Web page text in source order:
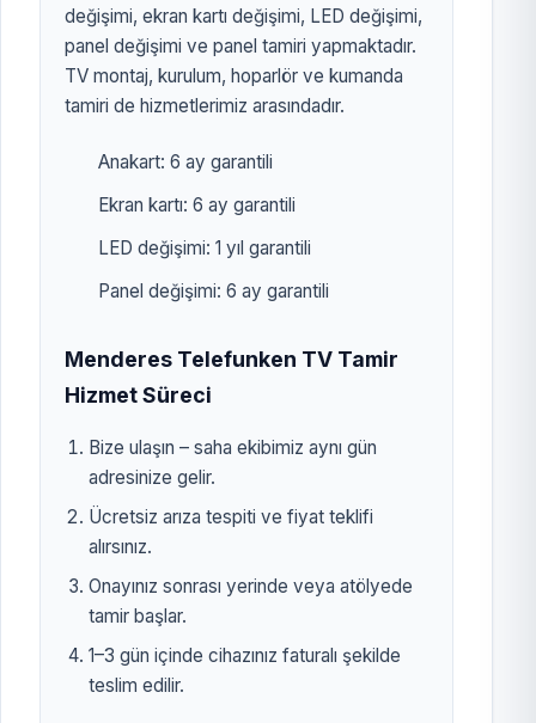
değişimi, ekran kartı değişimi, LED değişimi,
panel değişimi ve panel tamiri yapmaktadır.
TV montaj, kurulum, hoparlör ve kumanda
tamiri de hizmetlerimiz arasındadır.
Anakart: 6 ay garantili
Ekran kartı: 6 ay garantili
LED değişimi: 1 yıl garantili
Panel değişimi: 6 ay garantili
Menderes Telefunken TV Tamir
Hizmet Süreci
Bize ulaşın – saha ekibimiz aynı gün
adresinize gelir.
Ücretsiz arıza tespiti ve fiyat teklifi
alırsınız.
Onayınız sonrası yerinde veya atölyede
tamir başlar.
1–3 gün içinde cihazınız faturalı şekilde
teslim edilir.